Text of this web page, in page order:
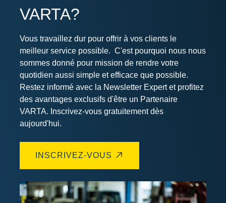
VARTA?
Vous travaillez dur pour offrir à vos clients le
meilleur service possible. C'est pourquoi nous nous
sommes donné pour mission de rendre votre
quotidien aussi simple et efficace que possible.
Restez informé avec la Newsletter Expert et profitez
des avantages exclusifs d'être un Partenaire
VARTA. Inscrivez-vous gratuitement dès
aujourd'hui.
INSCRIVEZ-VOUS